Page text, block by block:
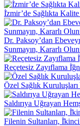
İ̇zmir’de Sağlıkta
Dr. Paksoy’dan
Sunmayın, Kararlı
Reçetesiz Zayıflama
Özel Sağlık
Saldırıya Uğrayan
Filenin Sultanları,